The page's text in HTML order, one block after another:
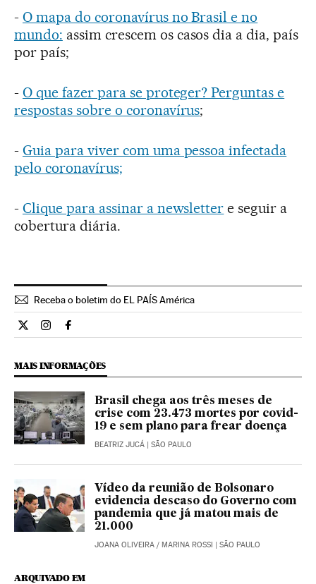
- O mapa do coronavírus no Brasil e no
mundo: assim crescem os casos dia a dia, país
por país;
- O que fazer para se proteger? Perguntas e
respostas sobre o coronavírus;
- Guia para viver com uma pessoa infectada
pelo coronavírus;
- Clique para assinar a newsletter e seguir a
cobertura diária.
Receba o boletim do EL PAÍS América
Opiniao El País Brasil en Twitter
Opiniao El País Brasil en Instagram
Opiniao El País Brasil en Facebook
MAIS INFORMAÇÕES
Brasil chega aos três meses de
crise com 23.473 mortes por covid-
19 e sem plano para frear doença
BEATRIZ JUCÁ | SÃO PAULO
Vídeo da reunião de Bolsonaro
evidencia descaso do Governo com
pandemia que já matou mais de
21.000
JOANA OLIVEIRA / MARINA ROSSI | SÃO PAULO
ARQUIVADO EM